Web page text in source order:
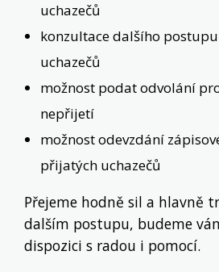
uchazečů
konzultace dalšího
uchazečů
možnost podat odvolání
nepřijetí
možnost odevzdání
přijatých uchazečů
Přejeme hodně sil a hlavně
dalším postupu, budeme
dispozici s radou i pomocí.